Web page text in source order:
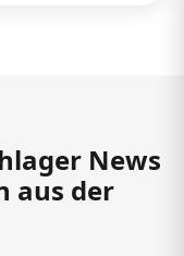
News
aus der